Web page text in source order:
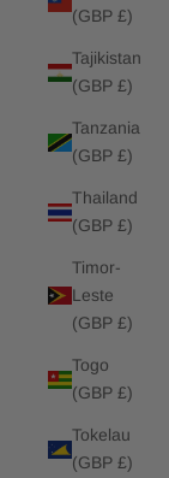
(GBP £)
Tajikistan
(GBP £)
Tanzania
(GBP £)
Thailand
(GBP £)
Timor-
Leste
(GBP £)
Togo
(GBP £)
Tokelau
(GBP £)